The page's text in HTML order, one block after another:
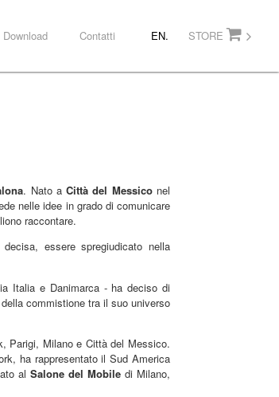
STORE
EN.
Download Contatti
. Nato aCittà del Messiconel
nelle idee in grado di comunicare
raccontare.
essere spregiudicato nella
Italia e Danimarca - ha deciso di
commistione tra il suo universo
Parigi, Milano e Città del Messico.
ha rappresentato il Sud America
al Salone del Mobiledi Milano,